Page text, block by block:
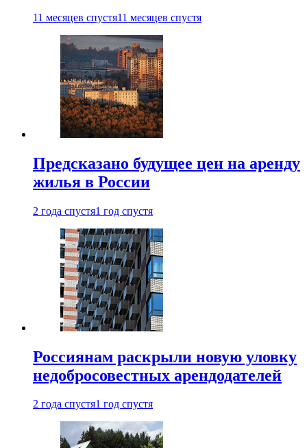
11 месяцев спустя11 месяцев спустя
Предсказано будущее цен на аренду
жилья в России
2 года спустя1 год спустя
Россиянам раскрыли новую уловку
недобросовестных арендодателей
2 года спустя1 год спустя